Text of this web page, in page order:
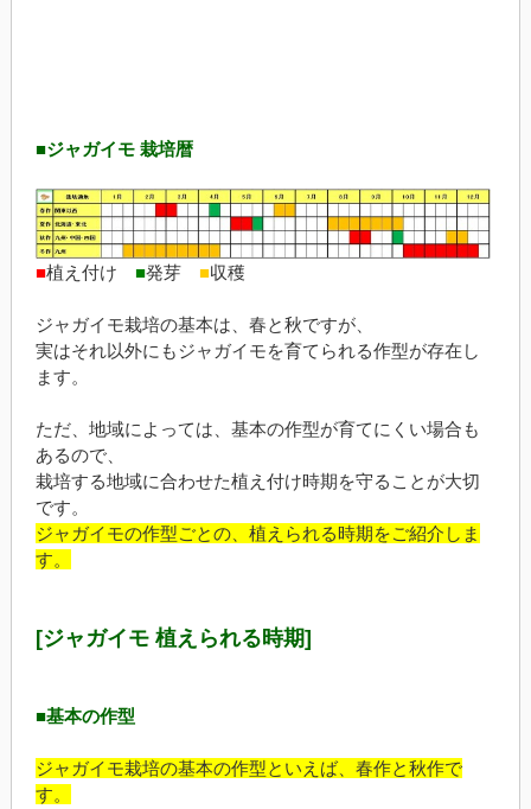
■ジャガイモ 栽培暦
■植え付け ■発芽 ■収穫
ジャガイモ栽培の基本は、春と秋ですが、
実はそれ以外にもジャガイモを育てられる作型が存在し
ます。
ただ、地域によっては、基本の作型が育てにくい場合も
あるので、
栽培する地域に合わせた植え付け時期を守ることが大切
です。
ジャガイモの作型ごとの、植えられる時期をご紹介しま
す。
[ジャガイモ 植えられる時期]
■基本の作型
ジャガイモ栽培の基本の作型といえば、春作と秋作で
す。